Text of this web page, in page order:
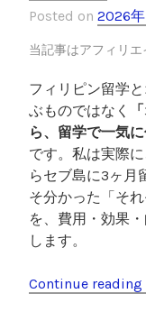
Posted on 2026
当記事はアフィリエ
フィリピン留学
ぶものではなく
ら、留学で一気
です。私は実際
らセブ島に3ヶ月
そ分かった「そ
を、費用・効果
します。
Continue reading